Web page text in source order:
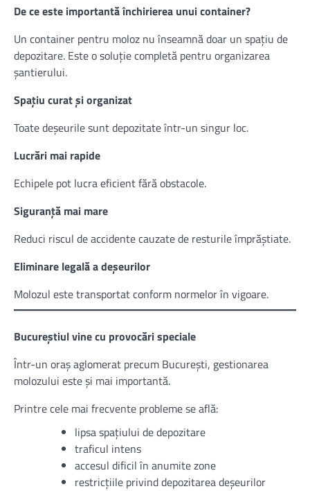
De ce este importantă închirierea unui container?
Un container pentru moloz nu înseamnă doar un spațiu de
depozitare. Este o soluție completă pentru organizarea
șantierului.
Spațiu curat și organizat
Toate deșeurile sunt depozitate într-un singur loc.
Lucrări mai rapide
Echipele pot lucra eficient fără obstacole.
Siguranță mai mare
Reduci riscul de accidente cauzate de resturile împrăștiate.
Eliminare legală a deșeurilor
Molozul este transportat conform normelor în vigoare.
Bucureștiul vine cu provocări speciale
Într-un oraș aglomerat precum București, gestionarea
molozului este și mai importantă.
Printre cele mai frecvente probleme se află:
lipsa spațiului de depozitare
traficul intens
accesul dificil în anumite zone
restricțiile privind depozitarea deșeurilor